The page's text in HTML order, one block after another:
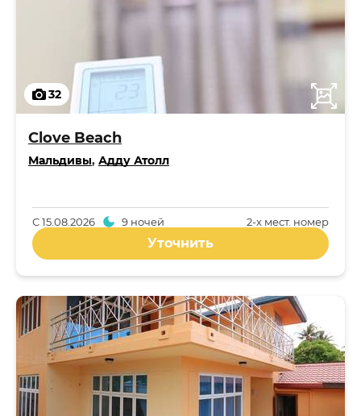
32
Clove Beach
Мальдивы, Адду Атолл
2-x мест. номер
С15.08.2026 9 ночей
Уточнить